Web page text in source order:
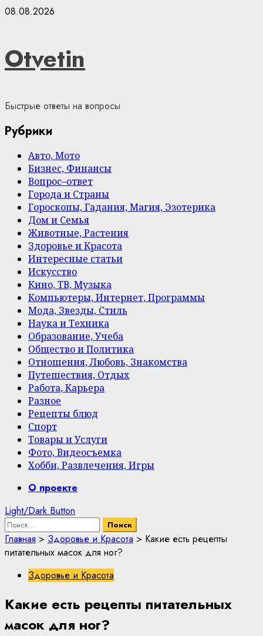
Skip
08.08.2026
Otvetin
Быстрые ответы на вопросы
Рубрики
Авто, Мото
Бизнес, Финансы
Вопрос–ответ
Города и Страны
Гороскопы, Гадания, Магия, Эзотерика
Дом и Семья
Животные, Растения
Здоровье и Красота
Интересные статьи
Искусство
Кино, ТВ, Музыка
Компьютеры, Интернет, Программы
Мода, Звезды, Стиль
Наука и Техника
Образование, Учеба
Общество и Политика
Отношения, Любовь, Знакомства
Путешествия, Отдых
Работа, Карьера
Разное
Рецепты блюд
Спорт
Товары и Услуги
Фото, Видеосъемка
Хобби, Развлечения, Игры
PrimaryО проекте
Light/Dark Button
Найти:
Главная > Здоровье и Красота > Какие есть рецепты
питательных масок для ног?
Здоровье и Красота
Какие есть рецепты питательных
масок для ног?